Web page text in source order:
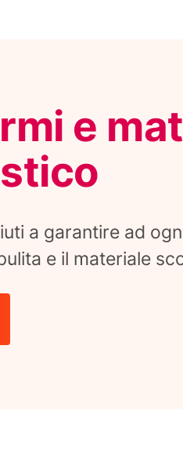
e
a garantire ad
e il materiale